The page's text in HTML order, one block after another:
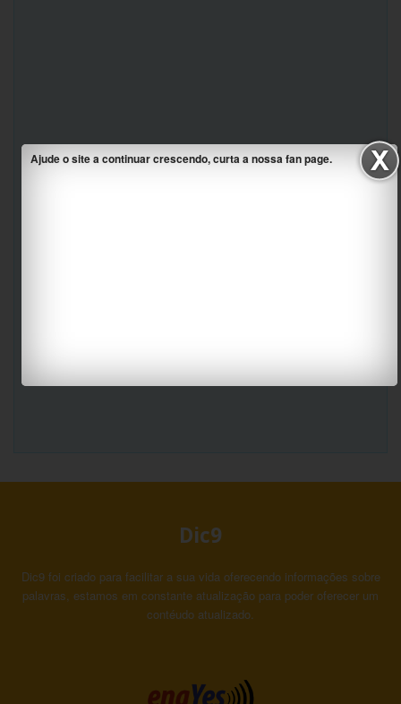
Ajude o site a continuar crescendo, curta a nossa fan page.
Dic9
Dic9 foi criado para facilitar a sua vida oferecendo informações sobre
palavras, estamos em constante atualização para poder oferecer um
contéudo atualizado.